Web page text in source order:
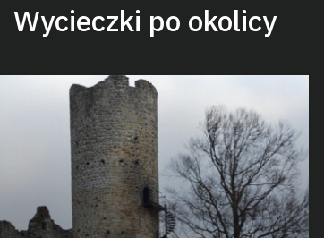
Wycieczki po okolicy